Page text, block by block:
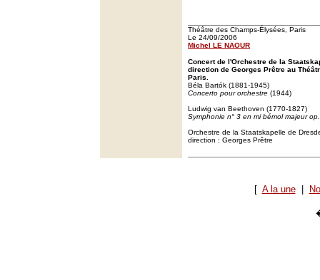
Théâtre des Champs-Élysées, Paris
Le 24/09/2006
Michel LE NAOUR
Concert de l'Orchestre de la
direction de Georges Prêtre au
Paris.
Béla Bartók (1881-1945)
Concerto pour orchestre (1944)
Ludwig van Beethoven (1770-1827)
Symphonie n° 3 en mi bémol majeur
Orchestre de la Staatskapelle de
direction : Georges Prêtre
[ A la une|